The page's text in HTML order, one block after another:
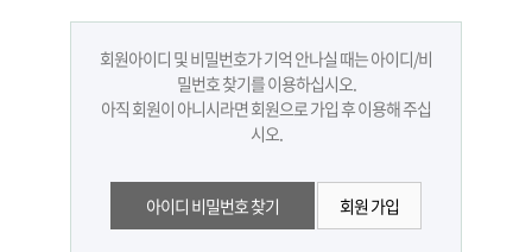
회원아이디 및 비밀번호가 기억 안나실 때는 아이디/비
밀번호 찾기를 이용하십시오.
아직 회원이 아니시라면 회원으로 가입 후 이용해 주십
시오.
아이디 비밀번호 찾기 회원 가입